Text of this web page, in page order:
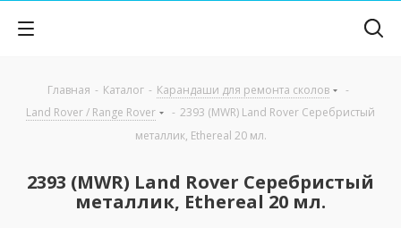
Главная - Каталог - Карандаши для ремонта сколов
-
Land Rover / Range Rover
- 2393 (MWR) Land Rover Серебристый
металлик, Ethereal 20 мл.
2393 (MWR) Land Rover Серебристый
металлик, Ethereal 20 мл.